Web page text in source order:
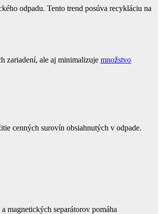
odpadu. Tento trend posúva recykláciu na
zariadení, ale aj minimalizuje množstvo
cenných surovín obsiahnutých v odpade.
magnetických separátorov pomáha